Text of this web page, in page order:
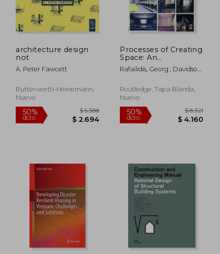
50%
dcto.
$ 23.435
$ 11.717
50%
dcto.
50% 50%
architecture design
not
A. Peter Fawcett
Butterworth-Heinemann,
Nuevo
Processes of Creating
Space: An
Architectural Design
Workbook (en Inglés)
Rafailidis, Georg ; Davidson,
Routledge, Tapa Blanda,
Nuevo